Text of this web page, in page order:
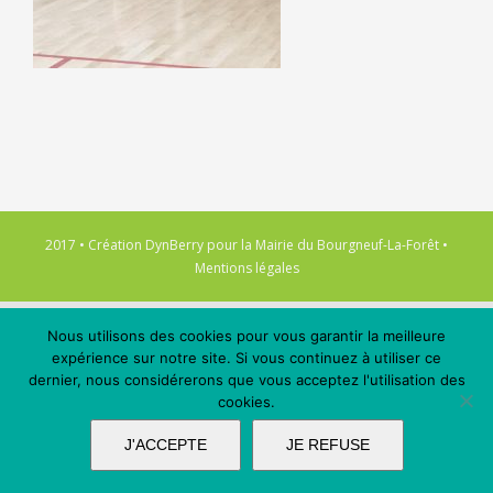
2017 • Création DynBerry pour la Mairie du Bourgneuf-La-Forêt •
Mentions légales
Nous utilisons des cookies pour vous garantir la meilleure
expérience sur notre site. Si vous continuez à utiliser ce
dernier, nous considérerons que vous acceptez l'utilisation des
cookies.
J'ACCEPTE JE REFUSE